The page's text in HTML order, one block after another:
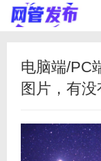
电脑端/PC
图片，有